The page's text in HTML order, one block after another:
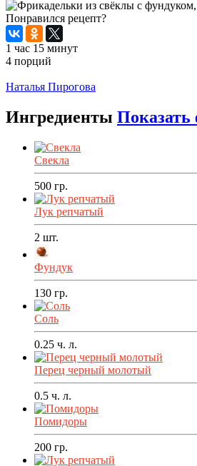
Понравился рецепт?
1 час 15 минут
4 порций
Наталья Пирогова
Ингредиенты Показать
Свекла
500 гр.
Лук репчатый
2 шт.
Фундук
130 гр.
Соль
0.25 ч. л.
Перец черный молотый
0.5 ч. л.
Помидоры
200 гр.